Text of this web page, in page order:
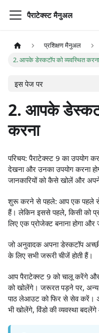
पैराटेक्स्ट मैनुअल
प्रशिक्षण मैनुअल
2. आपके डेस्कटॉप को व्यवस्थित करना
इस पेज पर
2. आपके
करना
परिचय: पैराटेक्स्ट 9 का उपयोग
देखना और उनका उपयोग करना
जानकारियों को कैसे खोलें और
शुरू करने से पहले: आप एक पहले से
हैं। लेकिन इससे पहले, किसी को
लिए एक प्रोजेक्ट बनाना होगा और
जो अनुवादक अपना डेस्कटॉप
के लिए सभी जरूरी चीजें होती हैं।
आप पैराटेक्स्ट 9 को चालू करेंगे
को खोलेंगे। जरूरत पड़ने पर, अन्य
पाठ लेआउट को फिर से सेव करें।
भी खोलेंगे, विंडो की व्यवस्था